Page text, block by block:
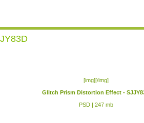
[img][/img]
Glitch Prism Distortion Effect -
PSD | 247 mb